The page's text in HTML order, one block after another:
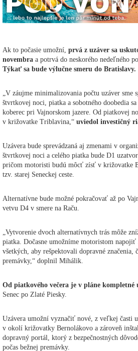
Ak to počasie umožní, prvá z uzáver sa
novembra a potrvá do neskorého nedeľného
Týkať sa bude výlučne smeru do Bratislavy.
„V záujme minimalizovania počtu uzáver sme
štvrtkovej noci, piatka a sobotného doobedia
koberec pri Vajnorskom jazere. Od piatkovej
v križovatke Triblavina,“ uviedol investičný
Uzávera bude sprevádzaná aj zmenami v
štvrtkovej noci a celého piatka bude D1
pričom motoristi budú môcť zísť v križovatke
tzv. starej Seneckej ceste.
Alternatívne bude možné pokračovať až po
vetvu D4 v smere na Raču.
„Vytvorenie dvoch alternatívnych trás môže
piatka. Dočasne umožníme motoristom napojiť
všetkých, aby rešpektovali dopravné značenia,
premávky,“ doplnil Mihálik.
Od piatkového večera je v pláne kompletné
Senec po Zlaté Piesky.
Uzávera umožní vyznačiť nové, z veľkej časti
v okolí križovatky Bernolákovo a zároveň
dopravný portál, ktorý z bezpečnostných
počas bežnej premávky.